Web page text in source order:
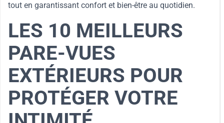
tout en garantissant confort et bien-être au quotidien.
LES 10 MEILLEURS
PARE-VUES
EXTÉRIEURS POUR
PROTÉGER VOTRE